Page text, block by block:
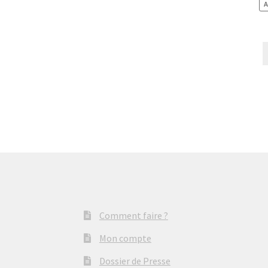
Comment faire ?
Mon compte
Dossier de Presse